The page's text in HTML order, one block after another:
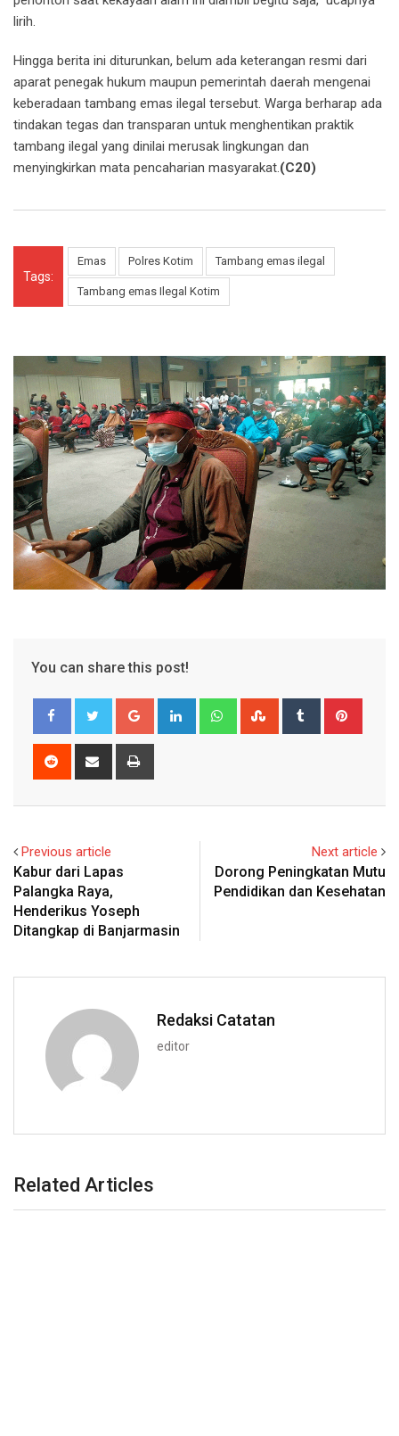
lirih.
Hingga berita ini diturunkan, belum ada keterangan resmi dari
aparat penegak hukum maupun pemerintah daerah mengenai
keberadaan tambang emas ilegal tersebut. Warga berharap ada
tindakan tegas dan transparan untuk menghentikan praktik
tambang ilegal yang dinilai merusak lingkungan dan
menyingkirkan mata pencaharian masyarakat.(C20)
Tags:
Emas Polres Kotim Tambang emas ilegal
Tambang emas Ilegal Kotim
You can share this post!
Google+ LinkedIn WhatsappStumbleUpon
Tumblr
Reddit
Share
Previous article
Kabur dari Lapas
Palangka Raya,
Henderikus Yoseph
Ditangkap di Banjarmasin
Next article
Dorong Peningkatan Mutu
Pendidikan dan Kesehatan
Redaksi Catatan
editor
Related Articles